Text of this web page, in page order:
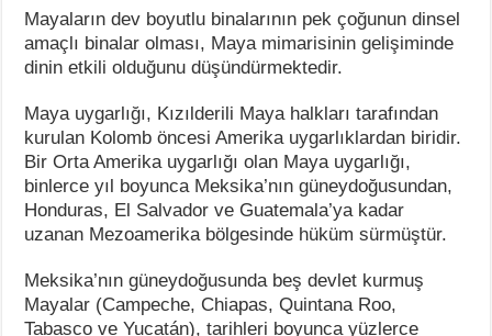
Mayaların dev boyutlu binalarının pek çoğunun dinsel
amaçlı binalar olması, Maya mimarisinin gelişiminde
dinin etkili olduğunu düşündürmektedir.
Maya uygarlığı, Kızılderili Maya halkları tarafından
kurulan Kolomb öncesi Amerika uygarlıklardan biridir.
Bir Orta Amerika uygarlığı olan Maya uygarlığı,
binlerce yıl boyunca Meksika’nın güneydoğusundan,
Honduras, El Salvador ve Guatemala’ya kadar
uzanan Mezoamerika bölgesinde hüküm sürmüştür.
Meksika’nın güneydoğusunda beş devlet kurmuş
Mayalar (Campeche, Chiapas, Quintana Roo,
Tabasco ve Yucatán), tarihleri boyunca yüzlerce